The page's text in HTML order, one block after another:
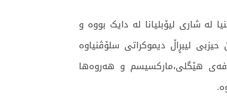
سلۆڤنیا لە شاری لیۆبلیانا لە دایک بووە و
بەربژێری سەرۆک کۆماری لە لایەن حیزبی لیبڕاڵ دیموکراتی سلۆڤنیاوە
هێگلی،مارکسیسم و هەروەها